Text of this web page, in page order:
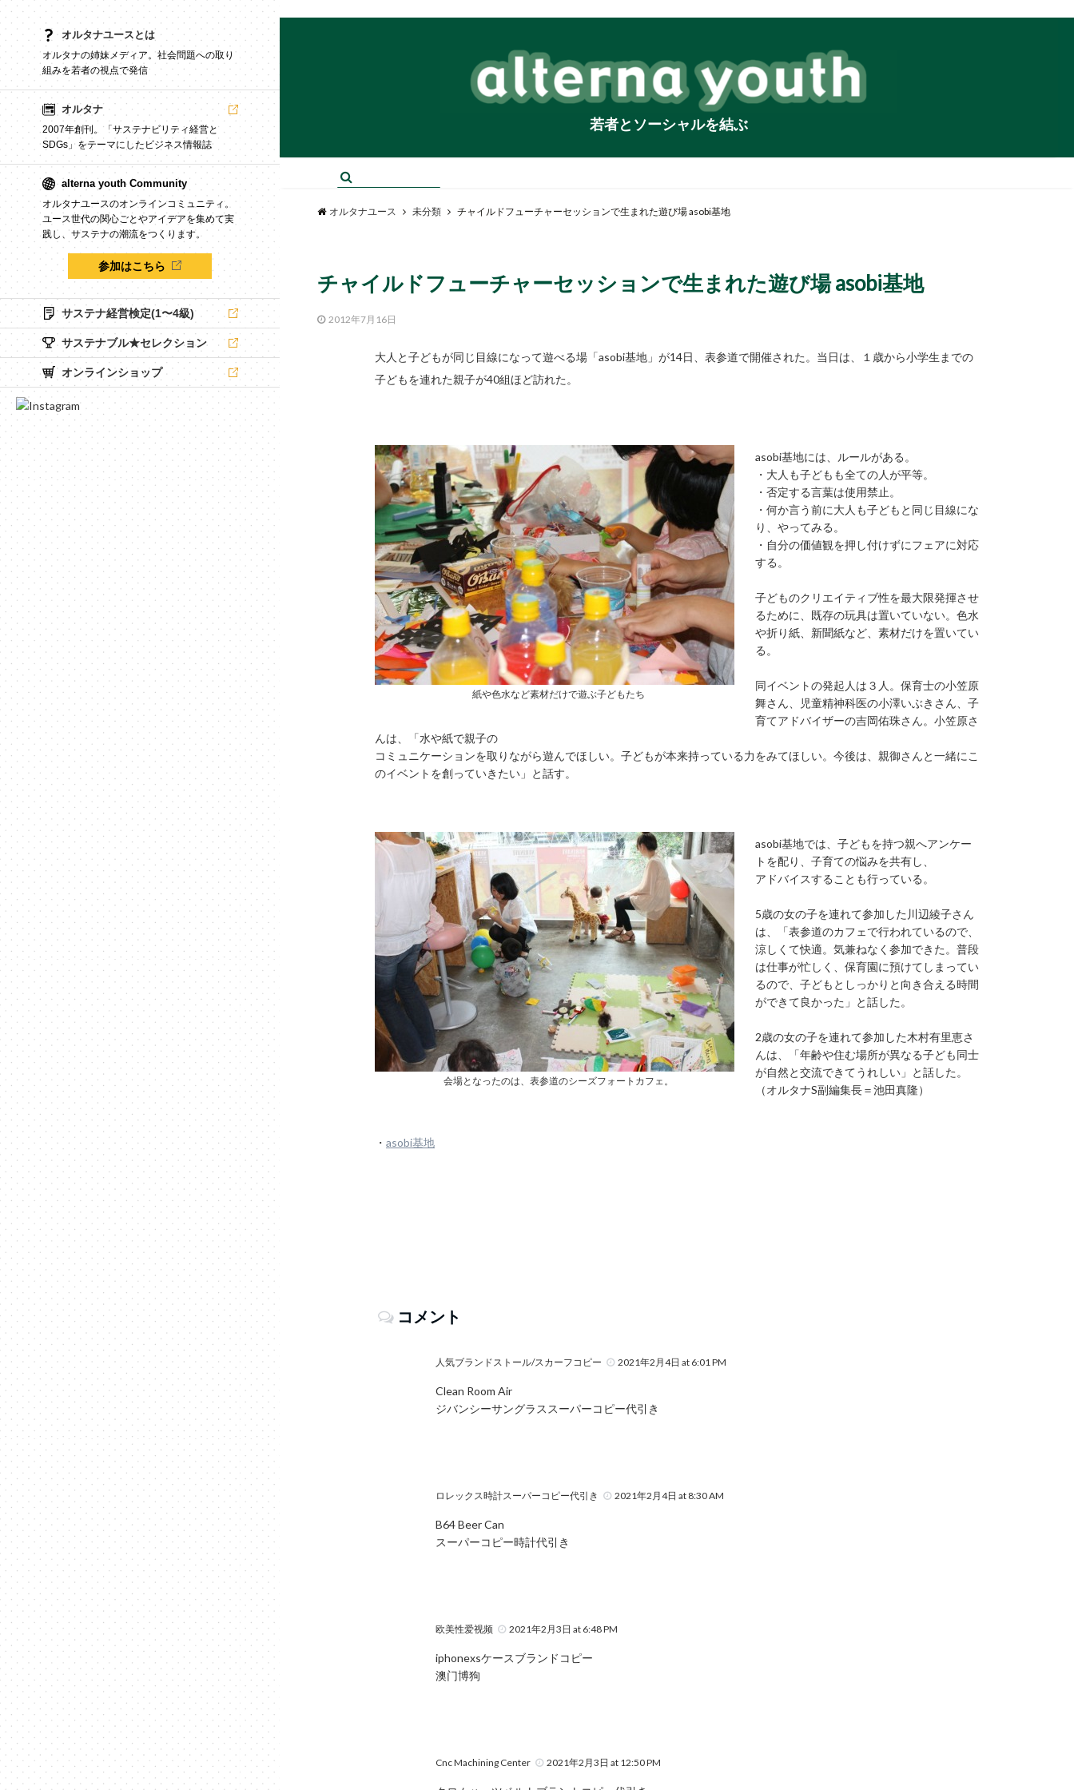
オルタナユースとは
オルタナの姉妹メディア。社会問題への取り
組みを若者の視点で発信
オルタナ
2007年創刊。「サステナビリティ経営と
SDGs」をテーマにしたビジネス情報誌
alterna youth Community
オルタナユースのオンラインコミュニティ。
ユース世代の関心ごとやアイデアを集めて実
践し、サステナの潮流をつくります。
参加はこちら
サステナ経営検定(1〜4級)
サステナブル★セレクション
オンラインショップ
若者とソーシャルを結ぶ
オルタナユース 未分類 チャイルドフューチャーセッションで生まれた遊び場 asobi基地
チャイルドフューチャーセッションで生まれた遊び場 asobi基地
2012年7月16日
大人と子どもが同じ目線になって遊べる場「asobi基地」が14日、表参道で開催された。当日は、１歳から小学生までの
子どもを連れた親子が40組ほど訪れた。
紙や色水など素材だけで遊ぶ子どもたち
asobi基地には、ルールがある。
・大人も子どもも全ての人が平等。
・否定する言葉は使用禁止。
・何か言う前に大人も子どもと同じ目線にな
り、やってみる。
・自分の価値観を押し付けずにフェアに対応
する。
子どものクリエイティブ性を最大限発揮させ
るために、既存の玩具は置いていない。色水
や折り紙、新聞紙など、素材だけを置いてい
る。
同イベントの発起人は３人。保育士の小笠原
舞さん、児童精神科医の小澤いぶきさん、子
育てアドバイザーの吉岡佑珠さん。小笠原さ
んは、「水や紙で親子の
コミュニケーションを取りながら遊んでほしい。子どもが本来持っている力をみてほしい。今後は、親御さんと一緒にこ
のイベントを創っていきたい」と話す。
会場となったのは、表参道のシーズフォートカフェ。
asobi基地では、子どもを持つ親へアンケー
トを配り、子育ての悩みを共有し、
アドバイスすることも行っている。
5歳の女の子を連れて参加した川辺綾子さん
は、「表参道のカフェで行われているので、
涼しくて快適。気兼ねなく参加できた。普段
は仕事が忙しく、保育園に預けてしまってい
るので、子どもとしっかりと向き合える時間
ができて良かった」と話した。
2歳の女の子を連れて参加した木村有里恵さ
んは、「年齢や住む場所が異なる子ども同士
が自然と交流できてうれしい」と話した。
（オルタナS副編集長＝池田真隆）
・ asobi基地
コメント
人気ブランドストール/スカーフコピー 2021年2月4日 at 6:01 PM
Clean Room Air
ジバンシーサングラススーパーコピー代引き
ロレックス時計スーパーコピー代引き 2021年2月4日 at 8:30 AM
B64 Beer Can
スーパーコピー時計代引き
欧美性爱视频 2021年2月3日 at 6:48 PM
iphonexsケースブランドコピー
澳门博狗
Cnc Machining Center 2021年2月3日 at 12:50 PM